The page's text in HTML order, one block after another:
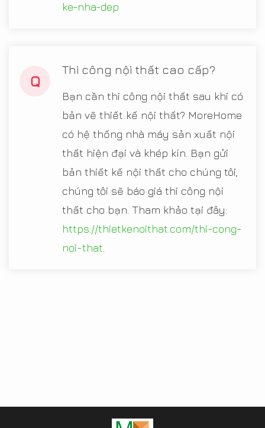
ke-nha-dep
Q
Thi công nội thất cao cấp?
Bạn cần thi công nội thất sau khi có
bản vẽ thiết kế nội thất? MoreHome
có hệ thống nhà máy sản xuất nội
thất hiện đại và khép kín. Bạn gửi
bản thiết kế nội thất cho chúng tôi,
chúng tôi sẽ báo giá thi công nội
thất cho bạn. Tham khảo tại đây:
https://thietkenoithat.com/thi-cong-
noi-that.